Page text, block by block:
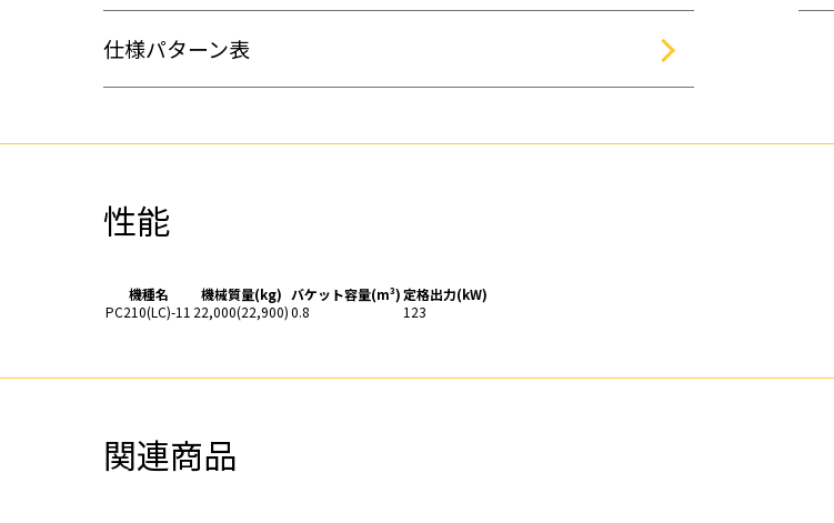
仕様パターン表
性能
機種名 機械質量(kg) バケット容量(m³)定格出力(kW)
PC210(LC)-1122,000(22,900)0.8 123
関連商品